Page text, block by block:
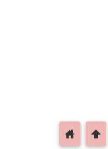
arrowup
home